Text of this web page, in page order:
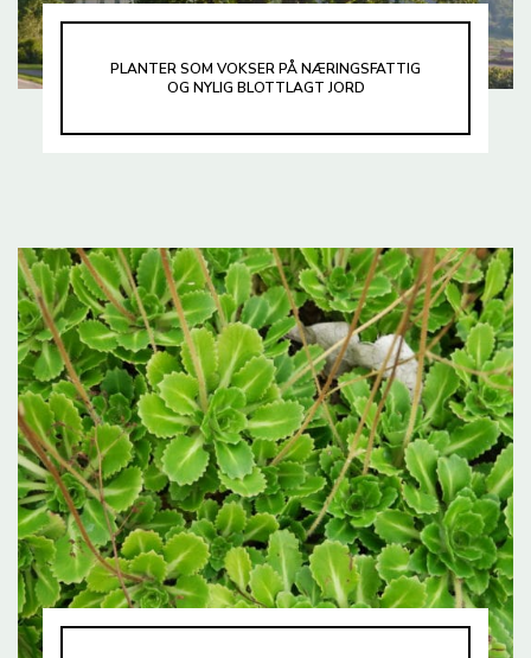
PLANTER SOM VOKSER PÅ NÆRINGSFATTIG
OG NYLIG BLOTTLAGT JORD